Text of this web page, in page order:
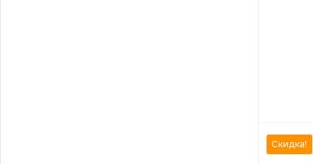
Скидка!